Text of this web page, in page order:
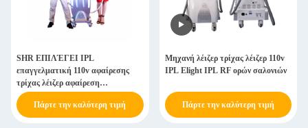
SHR ΕΠΙΛΈΓΕΙ IPL
επαγγελματική 110v αφαίρεσης
τρίχας λέιζερ αφαίρεση
τυφλοπόντικων μηχανών
Πάρτε την καλύτερη τιμή
Μηχανή λέιζερ τρίχας λέιζερ 110v
IPL Elight IPL RF ορών σαλονιών
Πάρτε την καλύτερη τιμή